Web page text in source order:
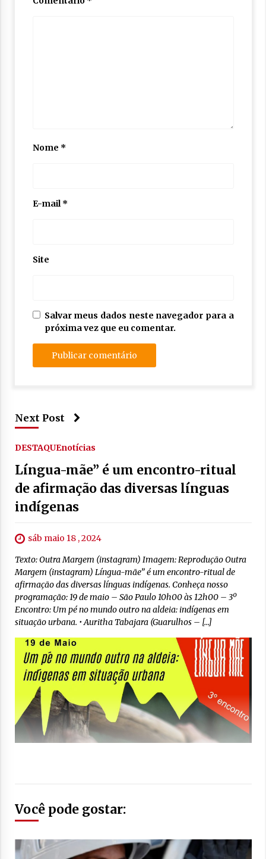
Nome *
E-mail*
Site
Salvar meus dados neste navegador para a
próxima vez que eu comentar.
Next Post
DESTAQUEnotícias
Língua-mãe” é um encontro-ritual
de afirmação das diversas línguas
indígenas
sáb maio 18 , 2024
Texto: Outra Margem (instagram) Imagem: Reprodução Outra
Margem (instagram) Língua-mãe” é um encontro-ritual de
afirmação das diversas línguas indígenas. Conheça nosso
programação: 19 de maio – São Paulo 10h00 às 12h00 – 3º
Encontro: Um pé no mundo outro na aldeia: indígenas em
situação urbana. • Auritha Tabajara (Guarulhos – […]
Você pode gostar: